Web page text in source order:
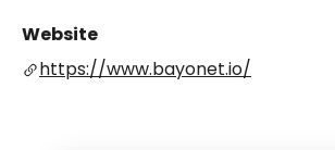
Website
https://www.bayonet.io/